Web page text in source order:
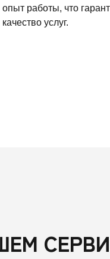
опыт работы, что
качество услуг.